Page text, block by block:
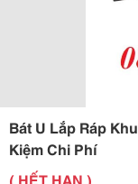
Bát U Lắp Ráp
Kiệm Chi Phí
( HẾT HẠN )